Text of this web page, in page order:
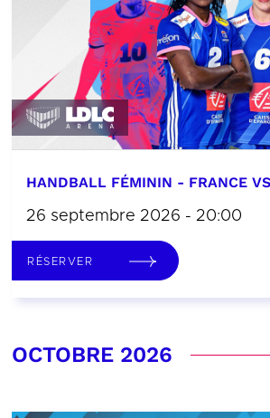
HANDBALL FÉMININ - FRANCE
26 septembre 2026 - 20:00
RÉSERVER
OCTOBRE 2026